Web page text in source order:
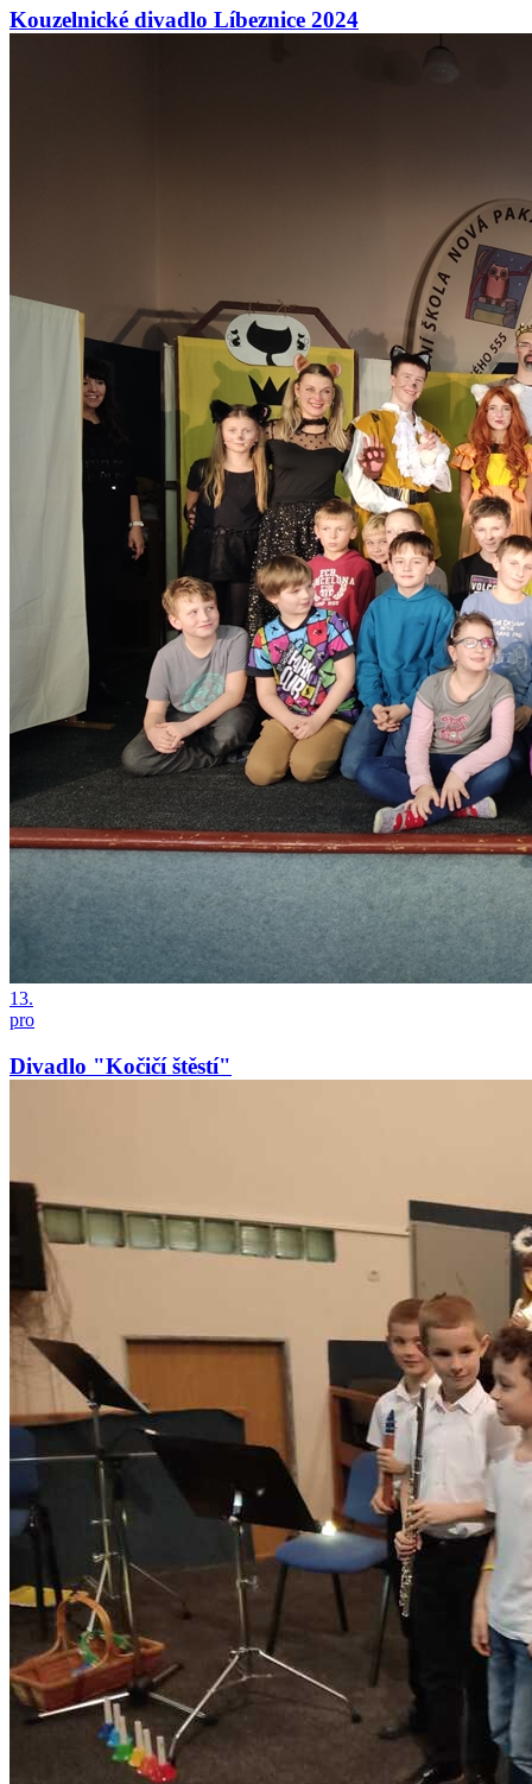
Kouzelnické divadlo Líbeznice 2024
13.
pro
Divadlo "Kočičí štěstí"